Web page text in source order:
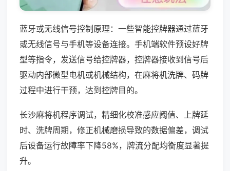
蓝牙或无线信号控制原理：一些智能控牌器通过蓝牙
或无线信号与手机等设备连接。手机端软件预设好牌
型等指令，发送信号给控牌器，控牌器接收到信号后
驱动内部微型电机或机械结构，在麻将机洗牌、码牌
过程中进行干预，达到控牌目的。
长沙麻将机程序调试，精细化校准感应阈值、上牌延
时、洗牌周期，修正机械磨损导致的数据偏差，调试
后设备运行故障率下降58%，牌流分配均衡度显著提
升。